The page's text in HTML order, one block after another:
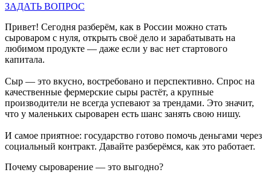
ЗАДАТЬ ВОПРОС
Привет! Сегодня разберём, как в России можно стать
сыроваром с нуля, открыть своё дело и зарабатывать на
любимом продукте — даже если у вас нет стартового
капитала.
Сыр — это вкусно, востребовано и перспективно. Спрос на
качественные фермерские сыры растёт, а крупные
производители не всегда успевают за трендами. Это значит,
что у маленьких сыроварен есть шанс занять свою нишу.
И самое приятное: государство готово помочь деньгами через
социальный контракт. Давайте разберёмся, как это работает.
Почему сыроварение — это выгодно?